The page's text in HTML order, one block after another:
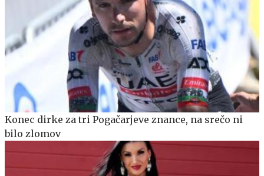
Konec dirke za tri Pogačarjeve znance, na srečo ni
bilo zlomov